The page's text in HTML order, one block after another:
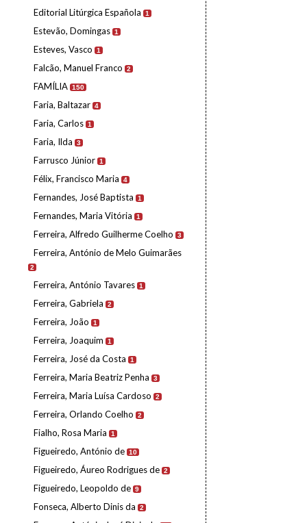
Editorial Litúrgica Española 1
Estevão, Domingas 1
Esteves, Vasco 1
Falcão, Manuel Franco 2
FAMÍLIA 150
Faria, Baltazar 4
Faria, Carlos 1
Faria, Ilda 3
Farrusco Júnior 1
Félix, Francisco Maria 4
Fernandes, José Baptista 1
Fernandes, Maria Vitória 1
Ferreira, Alfredo Guilherme Coelho 3
Ferreira, António de Melo Guimarães
2
Ferreira, António Tavares 1
Ferreira, Gabriela 2
Ferreira, João 1
Ferreira, Joaquim 1
Ferreira, José da Costa 1
Ferreira, Maria Beatriz Penha 3
Ferreira, Maria Luísa Cardoso 2
Ferreira, Orlando Coelho 2
Fialho, Rosa Maria 1
Figueiredo, António de 10
Figueiredo, Áureo Rodrigues de 2
Figueiredo, Leopoldo de 9
Fonseca, Alberto Dinis da 2